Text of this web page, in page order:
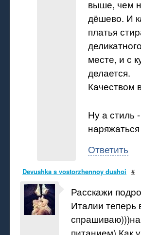
выше, чем
дёшево. И
платья
месте, и с
делается.
Качеством
Ну а стиль
Ответить
Devushka s vostorzhennoy dushoi #
Расскажи
Италии теперь
питанием) Как